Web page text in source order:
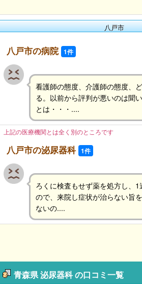
八戸市
八戸市の病院 1件
看護師の態度、介護師の態度、
る。以前から評判が悪いのは聞
とは・・・....
上記の医療機関とは全く別のところです
八戸市の泌尿器科 1件
ろくに検査もせず薬を処方し、1
ので、来院し症状が治らない旨
ないの....
青森県 泌尿器科 の口コミ一覧